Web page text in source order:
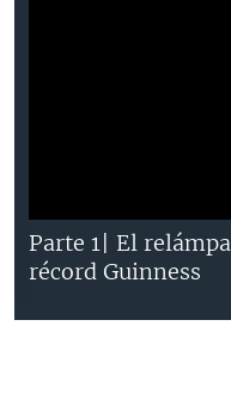
Parte 1| El
récord Guinness